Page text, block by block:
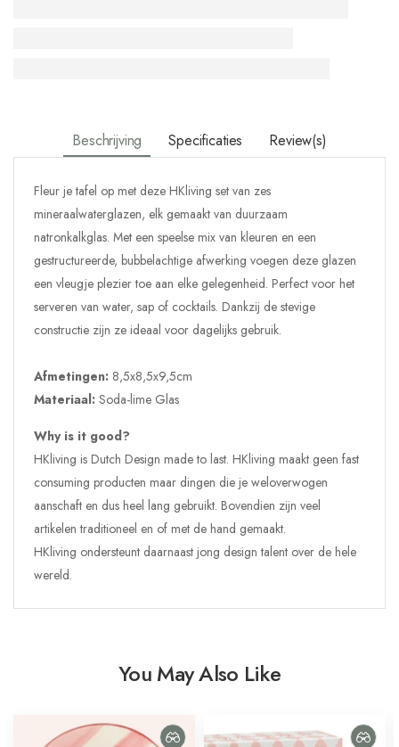
Beschrijving Specificaties Review(s)
Fleur je tafel op met deze HKliving set van zes
mineraalwaterglazen, elk gemaakt van duurzaam
natronkalkglas. Met een speelse mix van kleuren en een
gestructureerde, bubbelachtige afwerking voegen deze glazen
een vleugje plezier toe aan elke gelegenheid. Perfect voor het
serveren van water, sap of cocktails. Dankzij de stevige
constructie zijn ze ideaal voor dagelijks gebruik.
Afmetingen: 8,5x8,5x9,5cm
Materiaal: Soda-lime Glas
Why is it good?
HKliving is Dutch Design made to last. HKliving maakt geen fast
consuming producten maar dingen die je weloverwogen
aanschaft en dus heel lang gebruikt. Bovendien zijn veel
artikelen traditioneel en of met de hand gemaakt.
HKliving ondersteunt daarnaast jong design talent over de hele
wereld.
You May Also Like